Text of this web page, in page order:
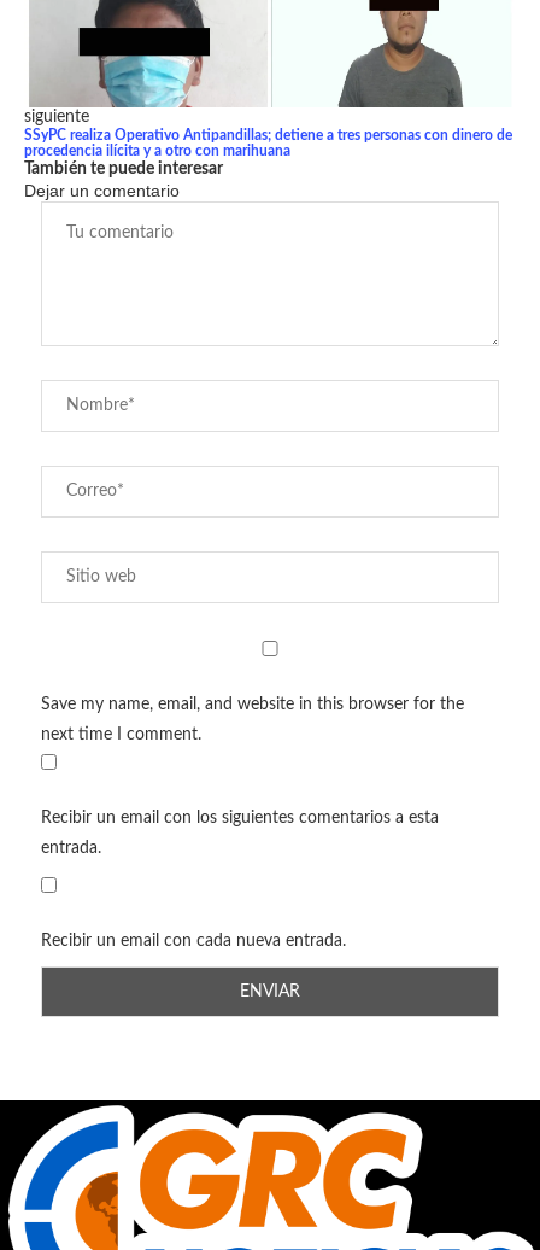
siguiente
SSyPC realiza Operativo Antipandillas; detiene a tres personas con dinero de
procedencia ilícita y a otro con marihuana
También te puede interesar
Dejar un comentario
Save my name, email, and website in this browser for the
next time I comment.
Recibir un email con los siguientes comentarios a esta
entrada.
Recibir un email con cada nueva entrada.